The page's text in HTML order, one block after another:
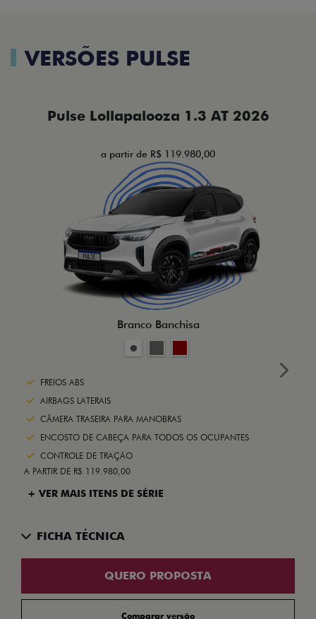
VERSÕES PULSE
Pulse Lollapalooza 1.3 AT 2026
a partir de R$ 119.980,00
Branco Banchisa
FREIOS ABS
AIRBAGS LATERAIS
CÂMERA TRASEIRA PARA MANOBRAS
ENCOSTO DE CABEÇA PARA TODOS OS OCUPANTES
CONTROLE DE TRAÇÃO
A PARTIR DE R$ 119.980,00
+ VER MAIS ITENS DE SÉRIE
FICHA TÉCNICA
QUERO PROPOSTA
Comparar versão
Next